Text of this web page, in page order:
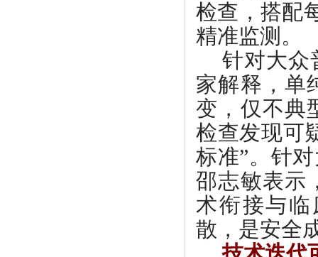
检查，搭配
精准监测。
针对大众
家解释，单
变，仅不典
检查发现可
标准”。针
邵志敏表示
术衔接与
散，是安全